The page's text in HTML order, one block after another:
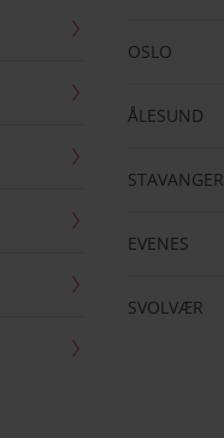
OSLO
ÅLESUND
STAVANGER
EVENES
SVOLVÆR